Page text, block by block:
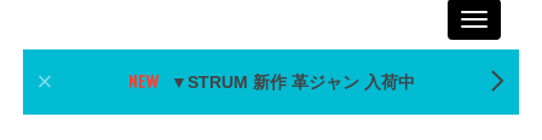
Toggle
▼STRUM 新作 革ジャン 入荷中